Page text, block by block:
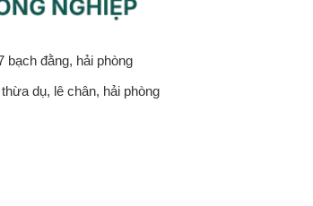
bạch đằng, hải phòng
dụ, lê chân, hải phòng